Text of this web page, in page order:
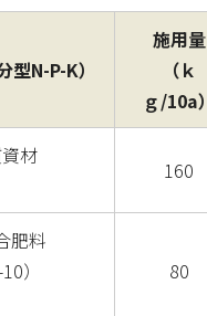
N-P-K）
施用量
（ｋ
ｇ/10a）
材
160
肥料
）
80